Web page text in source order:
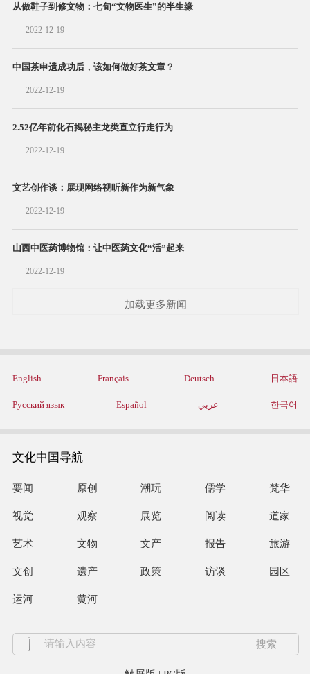
从做鞋子到修文物：七旬“文物医生”的半生缘
2022-12-19
中国茶申遗成功后，该如何做好茶文章？
2022-12-19
2.52亿年前化石揭秘主龙类直立行走行为
2022-12-19
文艺创作谈：展现网络视听新作为新气象
2022-12-19
山西中医药博物馆：让中医药文化“活”起来
2022-12-19
加载更多新闻
English Français Deutsch 日本語
Русский язык Español عربي 한국어
文化中国导航
要闻 原创 潮玩 儒学 梵华
视觉 观察 展览 阅读 道家
艺术 文物 文产 报告 旅游
文创 遗产 政策 访谈 园区
运河 黄河